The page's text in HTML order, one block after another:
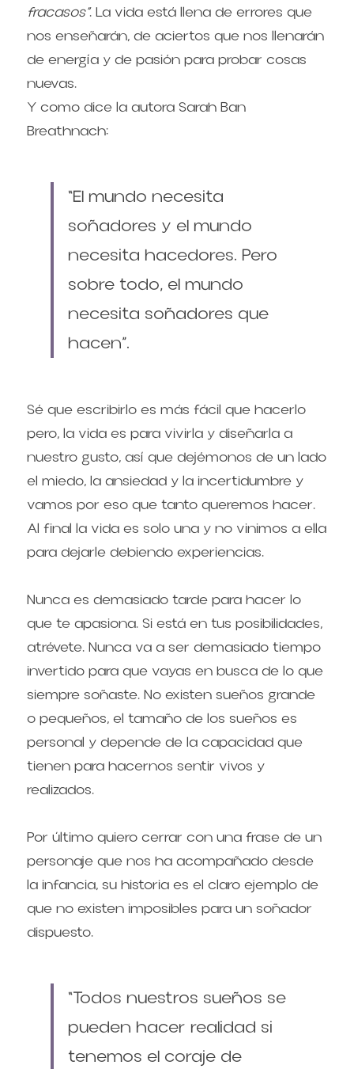
fracasos”. La vida está llena de errores que
nos enseñarán, de aciertos que nos llenarán
de energía y de pasión para probar cosas
nuevas.
Y como dice la autora Sarah Ban
Breathnach:
“El mundo necesita
soñadores y el mundo
necesita hacedores. Pero
sobre todo, el mundo
necesita soñadores que
hacen”.
Sé que escribirlo es más fácil que hacerlo
pero, la vida es para vivirla y diseñarla a
nuestro gusto, así que dejémonos de un lado
el miedo, la ansiedad y la incertidumbre y
vamos por eso que tanto queremos hacer.
Al final la vida es solo una y no vinimos a ella
para dejarle debiendo experiencias.
Nunca es demasiado tarde para hacer lo
que te apasiona. Si está en tus posibilidades,
atrévete. Nunca va a ser demasiado tiempo
invertido para que vayas en busca de lo que
siempre soñaste. No existen sueños grande
o pequeños, el tamaño de los sueños es
personal y depende de la capacidad que
tienen para hacernos sentir vivos y
realizados.
Por último quiero cerrar con una frase de un
personaje que nos ha acompañado desde
la infancia, su historia es el claro ejemplo de
que no existen imposibles para un soñador
dispuesto.
“Todos nuestros sueños se
pueden hacer realidad si
tenemos el coraje de